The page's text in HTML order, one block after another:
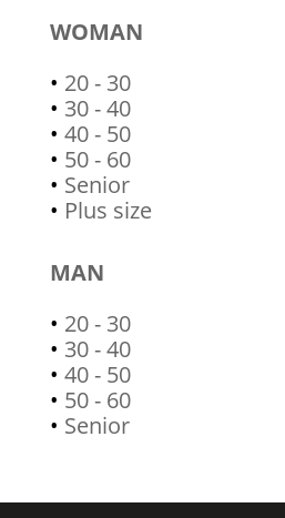
WOMAN
• 20 - 30
• 30 - 40
• 40 - 50
• 50 - 60
• Senior
• Plus size
MAN
• 20 - 30
• 30 - 40
• 40 - 50
• 50 - 60
• Senior